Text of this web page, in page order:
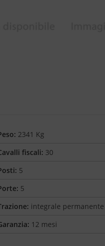
2341 Kg
fiscali: 30
5
5
integrale permanente
12 mesi